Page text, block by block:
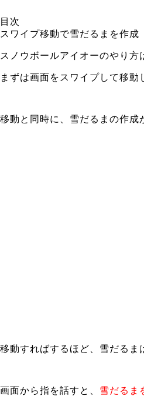
目次
スワイプ移動で雪だるまを作成
スノウボールアイオーのやり方
まずは画面をスワイプして移動
移動と同時に、雪だるまの作成
移動すればするほど、雪だるま
画面から指を話すと、 雪だるま